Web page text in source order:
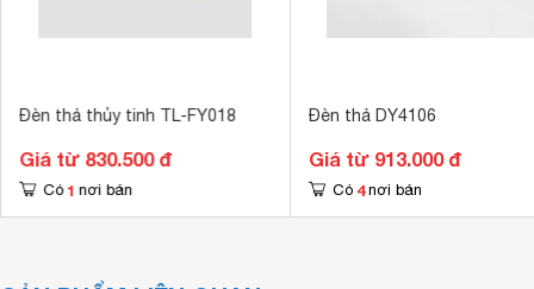
Đèn thả thủy tinh TL-FY018
Giá từ 830.500 đ
Có 1 nơi bán
Đèn thả DY4106
Giá từ 913.000 đ
Có 4 nơi bán